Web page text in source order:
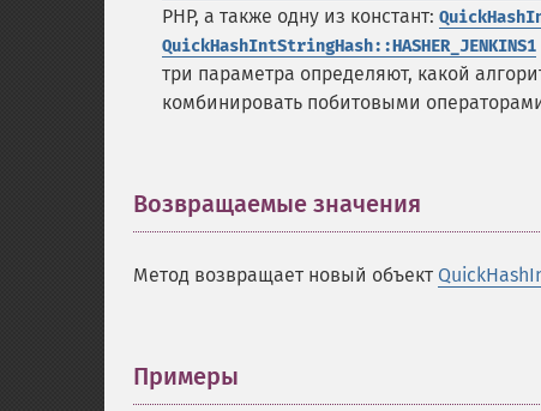
PHP, а также одну из констант:
QuickHashIntStringHash::HASHER_JENKINS1
три параметра определяют, какой
комбинировать побитовыми
Возвращаемые значения
Метод возвращает новый объект
Примеры